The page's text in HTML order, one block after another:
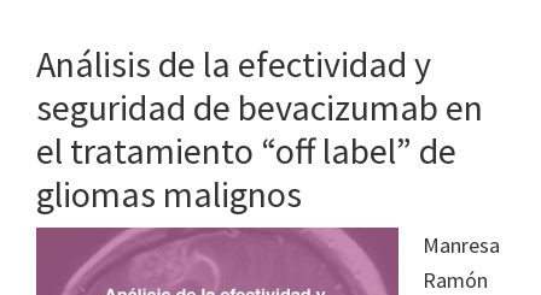
Análisis de la efectividad y
seguridad de bevacizumab en
el tratamiento “off label” de
gliomas malignos
Manresa
Ramón